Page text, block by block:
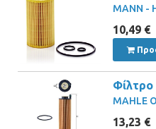
MANN -
10,49 €
Φίλτρο
MAHLE
13,23 €